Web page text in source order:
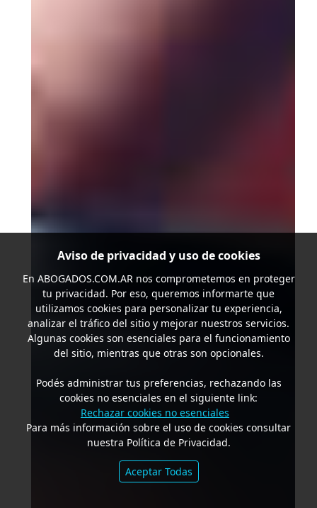
Aviso de privacidad y uso de cookies
En ABOGADOS.COM.ARnos comprometemos en proteger
tu privacidad. Por eso, queremos informarte que
utilizamos cookies para personalizar tu experiencia,
analizar el tráfico del sitio y mejorar nuestros servicios.
Algunas cookies son esenciales para el funcionamiento
del sitio, mientras que otras son opcionales.
Podés administrar tus preferencias, rechazando las
cookies no esenciales en el siguiente link:
Rechazar cookies no esenciales
Para más información sobre el uso de cookies consultar
nuestra Política de Privacidad.
Aceptar Todas